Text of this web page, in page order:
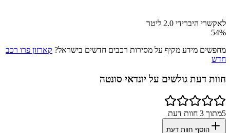
לאקשרי היברידי 2.0 ליטר
54%
מחפשים מידע מקיף על מסירות רכבים חדשים בישראל? קארזון פרו רכב
חדש
חוות דעת גולשים על יונדאי סונטה
5מתוך 3 חוות דעת
הוסף חוות דעת